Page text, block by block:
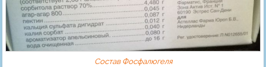
Cостав Фосфалюгеля